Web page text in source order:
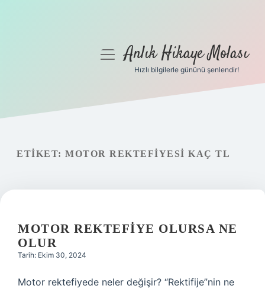
Gizlilik Politikası
menüyüAnlık Hikaye Molası
Hızlı bilgilerle gününü şenlendir!
ETIKET: MOTOR REKTEFIYESI KAÇ TL
MOTOR REKTEFIYE OLURSA NE
OLUR
Tarih: Ekim 30, 2024
Motor rektefiyede neler değişir? “Rektifije”nin ne